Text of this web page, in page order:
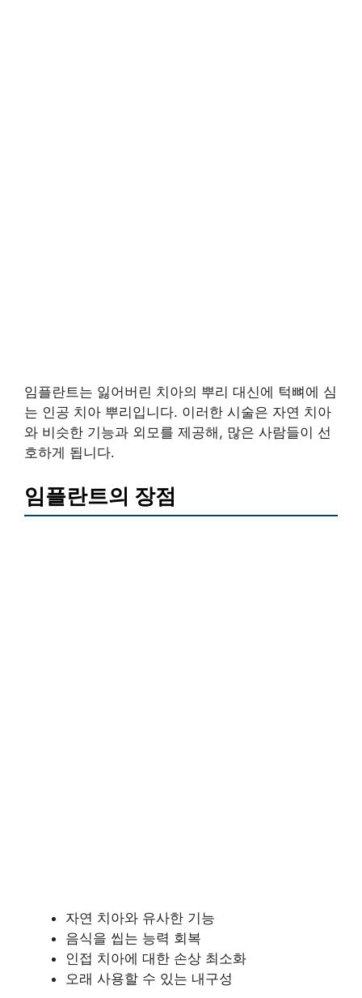
임플란트는 잃어버린 치아의 뿌리 대신에 턱뼈에 심
는 인공 치아 뿌리입니다. 이러한 시술은 자연 치아
와 비슷한 기능과 외모를 제공해, 많은 사람들이 선
호하게 됩니다.
임플란트의 장점
자연 치아와 유사한 기능
음식을 씹는 능력 회복
인접 치아에 대한 손상 최소화
오래 사용할 수 있는 내구성